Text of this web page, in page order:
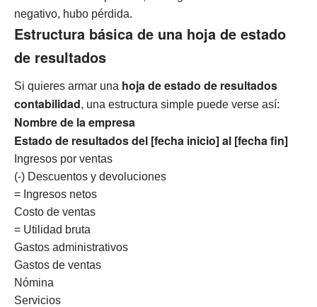
negativo, hubo pérdida.
Estructura básica de una hoja de estado
de resultados
Si quieres armar una hoja de estado de resultados
contabilidad, una estructura simple puede verse así:
Nombre de la empresa
Estado de resultados del [fecha inicio] al [fecha fin]
Ingresos por ventas
(-) Descuentos y devoluciones
= Ingresos netos
Costo de ventas
= Utilidad bruta
Gastos administrativos
Gastos de ventas
Nómina
Servicios